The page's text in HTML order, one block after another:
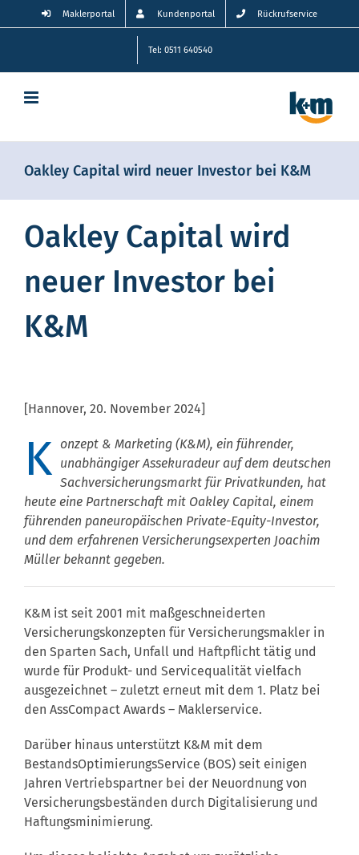
Inhalt
Maklerportal Kundenportal Rückrufservice
Tel: 0511 640540
Oakley Capital wird neuer Investor bei K&M
Oakley Capital wird
neuer Investor bei
K&M
[Hannover, 20. November 2024]
K onzept & Marketing (K&M), ein führender,
unabhängiger Assekuradeur auf dem deutschen
Sachversicherungsmarkt für Privatkunden, hat
heute eine Partnerschaft mit Oakley Capital, einem
führenden paneuropäischen Private-Equity-Investor,
und dem erfahrenen Versicherungsexperten Joachim
Müller bekannt gegeben.
K&M ist seit 2001 mit maßgeschneiderten
Versicherungskonzepten für Versicherungsmakler in
den Sparten Sach, Unfall und Haftpflicht tätig und
wurde für Produkt- und Servicequalität vielfach
ausgezeichnet – zuletzt erneut mit dem 1. Platz bei
den AssCompact Awards – Maklerservice.
Darüber hinaus unterstützt K&M mit dem
BestandsOptimierungsService (BOS) seit einigen
Jahren Vertriebspartner bei der Neuordnung von
Versicherungsbeständen durch Digitalisierung und
Haftungsminimierung.